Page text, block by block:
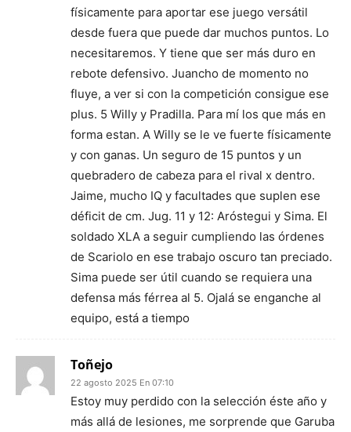
físicamente para aportar ese juego versátil
desde fuera que puede dar muchos puntos. Lo
necesitaremos. Y tiene que ser más duro en
rebote defensivo. Juancho de momento no
fluye, a ver si con la competición consigue ese
plus. 5 Willy y Pradilla. Para mí los que más en
forma estan. A Willy se le ve fuerte físicamente
y con ganas. Un seguro de 15 puntos y un
quebradero de cabeza para el rival x dentro.
Jaime, mucho IQ y facultades que suplen ese
déficit de cm. Jug. 11 y 12: Aróstegui y Sima. El
soldado XLA a seguir cumpliendo las órdenes
de Scariolo en ese trabajo oscuro tan preciado.
Sima puede ser útil cuando se requiera una
defensa más férrea al 5. Ojalá se enganche al
equipo, está a tiempo
Toñejo
22 agosto 2025 En 07:10
Estoy muy perdido con la selección éste año y
más allá de lesiones, me sorprende que Garuba